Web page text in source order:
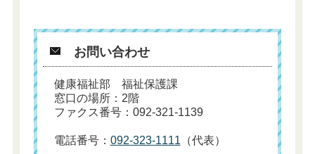
お問い合わせ
健康福祉部 福祉保護課
窓口の場所：2階
ファクス番号：092-321-1139
電話番号： 092-323-1111 （代表）